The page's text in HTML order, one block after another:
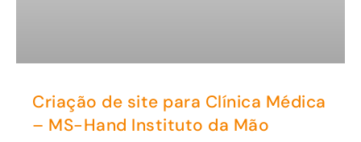
Criação de site para Clínica Médica
– MS-Hand Instituto da Mão